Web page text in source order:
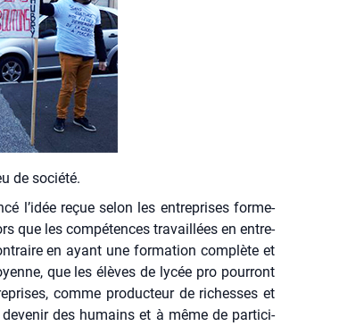
de socié­té.
l’idée reçue selon les entre­prises for­me­
que les com­pé­tences tra­vaillées en entre­
en ayant une for­ma­tion com­plète et
que les élèves de lycée pro pour­ront
comme pro­duc­teur de richesses et
des humains et à même de par­ti­ci­